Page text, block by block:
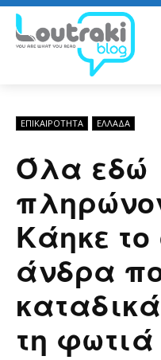
ΕΠΙΚΑΙΡΟΤΗΤΑ ΕΛΛΆΔΑ
Όλα εδώ
Κάηκε το
άνδρα
τη